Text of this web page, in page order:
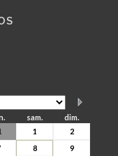
sam.
dim.
1
2
8
9